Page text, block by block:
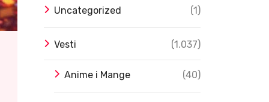
Uncategorized (1)
Vesti (1.037)
Anime i Mange (40)